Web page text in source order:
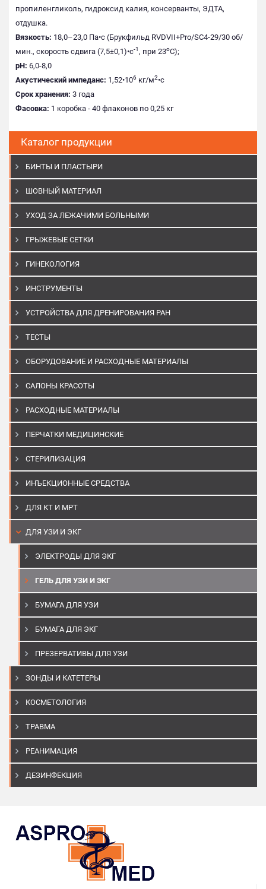
Каталог продукции
БИНТЫ И ПЛАСТЫРИ
ШОВНЫЙ МАТЕРИАЛ
УХОД ЗА ЛЕЖАЧИМИ БОЛЬНЫМИ
ГРЫЖЕВЫЕ СЕТКИ
ГИНЕКОЛОГИЯ
ИНСТРУМЕНТЫ
УСТРОЙСТВА ДЛЯ ДРЕНИРОВАНИЯ РАН
ТЕСТЫ
ОБОРУДОВАНИЕ И РАСХОДНЫЕ МАТЕРИАЛЫ
САЛОНЫ КРАСОТЫ
РАСХОДНЫЕ МАТЕРИАЛЫ
ПЕРЧАТКИ МЕДИЦИНСКИЕ
СТЕРИЛИЗАЦИЯ
ИНЪЕКЦИОННЫЕ СРЕДСТВА
ДЛЯ КТ И МРТ
ДЛЯ УЗИ И ЭКГ
ЭЛЕКТРОДЫ ДЛЯ ЭКГ
ГЕЛЬ ДЛЯ УЗИ И ЭКГ
БУМАГА ДЛЯ УЗИ
БУМАГА ДЛЯ ЭКГ
ПРЕЗЕРВАТИВЫ ДЛЯ УЗИ
ЗОНДЫ И КАТЕТЕРЫ
КОСМЕТОЛОГИЯ
ТРАВМА
РЕАНИМАЦИЯ
ДЕЗИНФЕКЦИЯ
пропиленгликоль, гидроксид калия, консерванты, ЭДТА,
отдушка.
Вязкость: 18,0–23,0 Па•c (Брукфильд RVDVII+Pro/SC4-29/30 об/
мин., скорость сдвига (7,5±0,1)•c-1, при 23оС);
pH: 6,0-8,0
Акустический импеданс: 1,52•106 кг/м2•с
Срок хранения: 3 года
Фасовка: 1 коробка - 40 флаконов по 0,25 кг